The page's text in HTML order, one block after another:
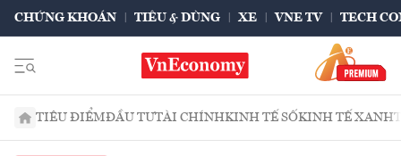
CHỨNG KHOÁN TIÊU & DÙNG XE VNE TV TECH
TIÊU ĐIỂMĐẦU TƯTÀI CHÍNHKINH TẾ SỐKINH TẾ XANH